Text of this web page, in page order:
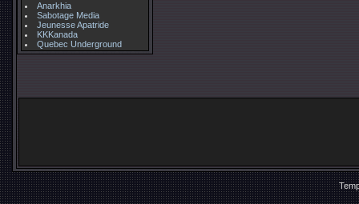
Anarkhia
Sabotage Media
Jeunesse Apatride
KKKanada
Quebec Underground